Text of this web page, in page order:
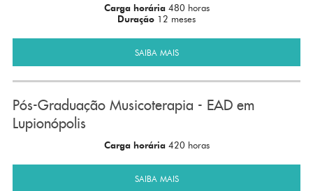
Carga horária 480 horas
Duração 12 meses
SAIBA MAIS
Pós-Graduação Musicoterapia - EAD em
Lupionópolis
Carga horária 420 horas
SAIBA MAIS